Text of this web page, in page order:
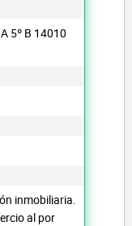
5º B 14010
inmobiliaria.
al por